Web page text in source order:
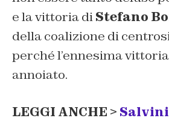
e la vittoria diStefano
della coalizione di
perché l’ennesima
annoiato.
LEGGI ANCHE >